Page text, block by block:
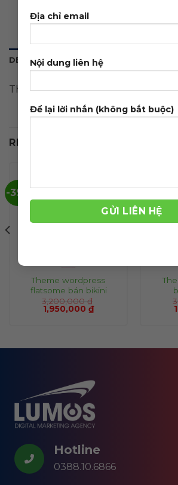
Địa chỉ email
Nội dung liên hệ
Để lại lời nhắn (không bắt buộc)
DESCRIPTION
Theme wordpress mẹ và bé, baby
RELATED PRODUCTS
-39%
Theme wordpress
flatsome bán bikini
3,200,000₫
1,950,000 ₫
Hotline
0388.10.6866